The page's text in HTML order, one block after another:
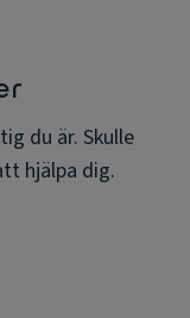
du är. Skulle
hjälpa dig.